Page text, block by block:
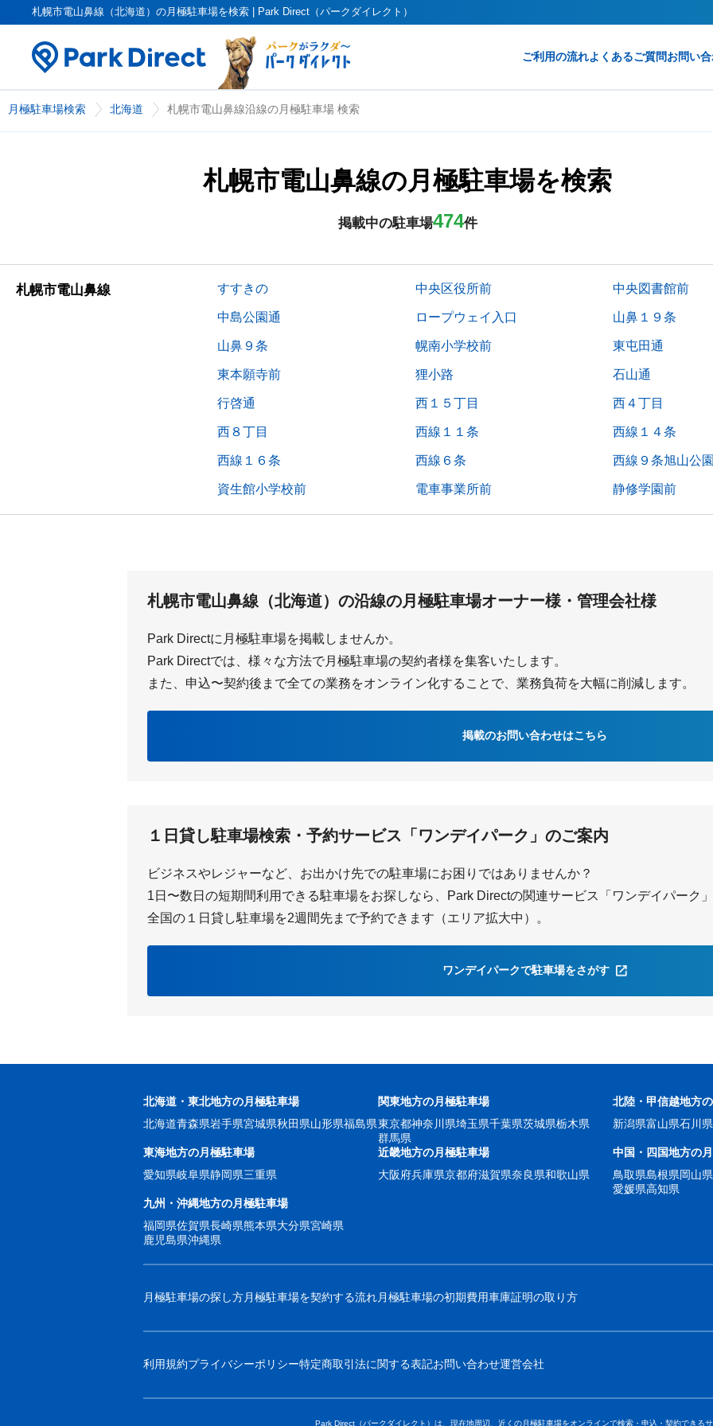
札幌市電山鼻線（北海道）の月極駐車場を検索 | Park Direct（パークダイレクト）
ご利用の流れよくあるご質問お問い
月極駐車場検索 北海道 札幌市電山鼻線沿線の月極駐車場 検索
札幌市電山鼻線の月極駐車場を検索
掲載中の駐車場474件
札幌市電山鼻線 すすきの 中央区役所前 中央図書館前
中島公園通 ロープウェイ入口 山鼻１９条
山鼻９条 幌南小学校前 東屯田通
東本願寺前 狸小路 石山通
行啓通 西１５丁目 西４丁目
西８丁目 西線１１条 西線１４条
西線１６条 西線６条 西線９条旭山公
資生館小学校前 電車事業所前 静修学園前
札幌市電山鼻線（北海道）の沿線の月極駐車場オーナー様・管理会社様
Park Directに月極駐車場を掲載しませんか。
Park Directでは、様々な方法で月極駐車場の契約者様を集客いたします。
また、申込〜契約後まで全ての業務をオンライン化することで、業務負荷を大幅に削減します。
掲載のお問い合わせはこちら
１日貸し駐車場検索・予約サービス「ワンデイパーク」のご案内
ビジネスやレジャーなど、お出かけ先での駐車場にお困りではありませんか？
1日〜数日の短期間利用できる駐車場をお探しなら、Park Directの関連サービス「ワンデイパーク
全国の１日貸し駐車場を2週間先まで予約できます（エリア拡大中）。
ワンデイパークで駐車場をさがす
北海道・東北地方の月極駐車場
北海道青森県岩手県宮城県秋田県山形県福島県
関東地方の月極駐車場
東京都神奈川県埼玉県千葉県茨城県栃木県
群馬県
北陸・甲信越地方
新潟県富山県石川県
東海地方の月極駐車場
愛知県岐阜県静岡県三重県
近畿地方の月極駐車場
大阪府兵庫県京都府滋賀県奈良県和歌山県
中国・四国地方の
鳥取県島根県岡山県
愛媛県高知県
九州・沖縄地方の月極駐車場
福岡県佐賀県長崎県熊本県大分県宮崎県
鹿児島県沖縄県
月極駐車場の探し方月極駐車場を契約する流れ月極駐車場の初期費用車庫証明の取り方
利用規約プライバシーポリシー特定商取引法に関する表記お問い合わせ運営会社
Park Direct（パークダイレクト）は、現在地周辺、近くの月極駐車場をオンラインで検索・申込・契約できる